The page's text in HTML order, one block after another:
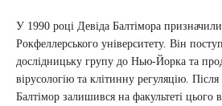
У 1990 році Девіда Балтімора
Рокфеллерського університету. Він
дослідницьку групу до Нью-Йорка та
вірусологію та клітинну регуляцію.
Балтімор залишився на факультеті